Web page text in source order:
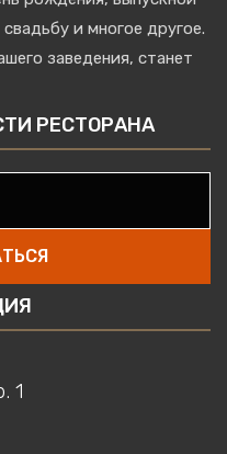
и многое другое.
заведения, станет
РЕСТОРАНА
1